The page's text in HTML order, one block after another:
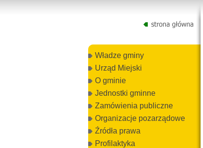
Władze gminy
Urząd Miejski
O gminie
Jednostki gminne
Zamówienia publiczne
Organizacje pozarządowe
Źródła prawa
Profilaktyka